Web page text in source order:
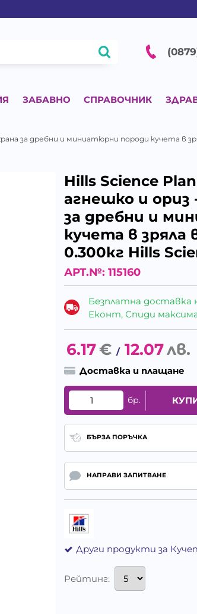
ЗАБАВНО СПРАВОЧНИК
за дребни и миниатюрни породи кучета в
Hills Science
агнешко и ориз
за дребни и
кучета в зряла
0.300кг Hills
АРТ.№: 115160
Безплатна доставка
Еконт, Спиди
6.17€ / 12.07лв.
Доставка и плащане
бр.
БЪРЗА ПОРЪЧКА
НАПРАВИ ЗАПИТВАНЕ
Други продукти за
Рейтинг: